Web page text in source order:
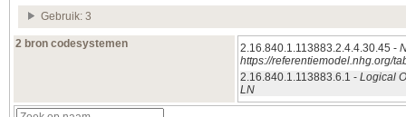
Gebruik: 3
2 bron codesystemen 2.16.840.1.113883.2.4.4.30.45 -
https://referentiemodel.nhg.org/
2.16.840.1.113883.6.1 - Logical
LN